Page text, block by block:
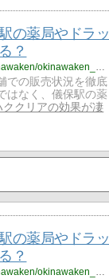
の薬局やドラッ
？
http://www.speed-fp7.org/okinawaken/okinawaken_1/okinawaken_1_skinny8/
での販売状況を徹底
はなく、儀保駅の薬
ククリアの効果が凄
の薬局やドラッ
？
http://www.speed-fp7.org/okinawaken/okinawaken_1/okinawaken_1_skinny9/